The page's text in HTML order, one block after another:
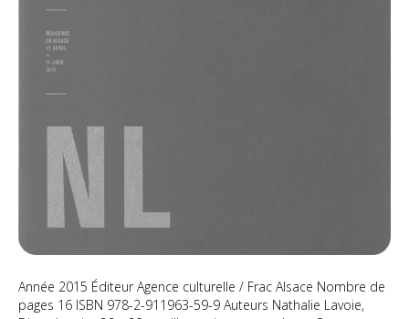
Année 2015 Éditeur Agence culturelle / Frac Alsace Nombre de
pages 16 ISBN 978-2-911963-59-9 Auteurs Nathalie Lavoie,